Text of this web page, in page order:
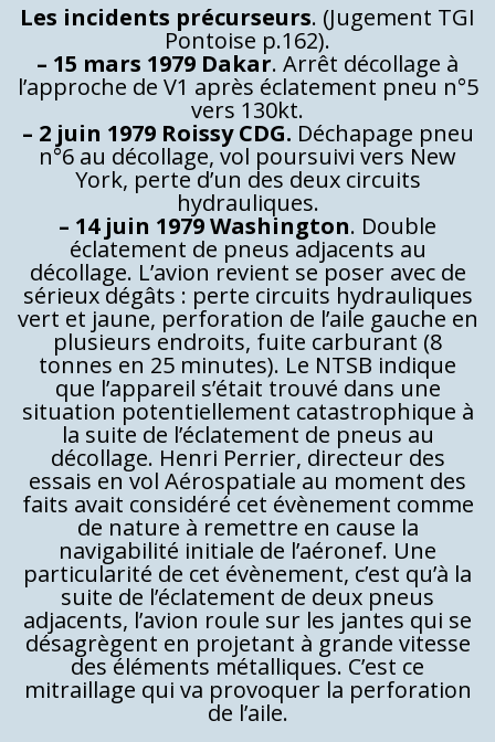
Les incidents précurseurs. (Jugement TGI
Pontoise p.162).
– 15 mars 1979 Dakar. Arrêt décollage à
l’approche de V1 après éclatement pneu n°5
vers 130kt.
– 2 juin 1979 Roissy CDG. Déchapage pneu
n°6 au décollage, vol poursuivi vers New
York, perte d’un des deux circuits
hydrauliques.
– 14 juin 1979 Washington. Double
éclatement de pneus adjacents au
décollage. L’avion revient se poser avec de
sérieux dégâts : perte circuits hydrauliques
vert et jaune, perforation de l’aile gauche en
plusieurs endroits, fuite carburant (8
tonnes en 25 minutes). Le NTSB indique
que l’appareil s’était trouvé dans une
situation potentiellement catastrophique à
la suite de l’éclatement de pneus au
décollage. Henri Perrier, directeur des
essais en vol Aérospatiale au moment des
faits avait considéré cet évènement comme
de nature à remettre en cause la
navigabilité initiale de l’aéronef. Une
particularité de cet évènement, c’est qu’à la
suite de l’éclatement de deux pneus
adjacents, l’avion roule sur les jantes qui se
désagrègent en projetant à grande vitesse
des éléments métalliques. C’est ce
mitraillage qui va provoquer la perforation
de l’aile.